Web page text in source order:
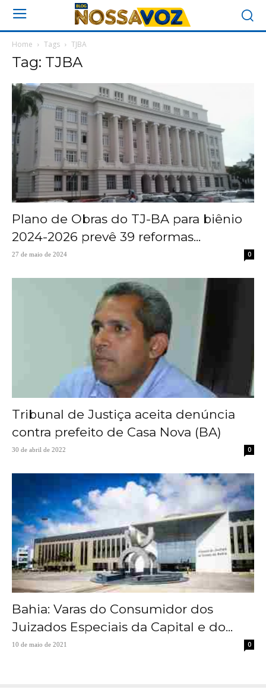
Home Tags TJBA
Tag: TJBA
Plano de Obras do TJ-BA para biênio
2024-2026 prevê 39 reformas...
27 de maio de 2024 0
Tribunal de Justiça aceita denúncia
contra prefeito de Casa Nova (BA)
30 de abril de 2022 0
Bahia: Varas do Consumidor dos
Juizados Especiais da Capital e do...
10 de maio de 2021 0